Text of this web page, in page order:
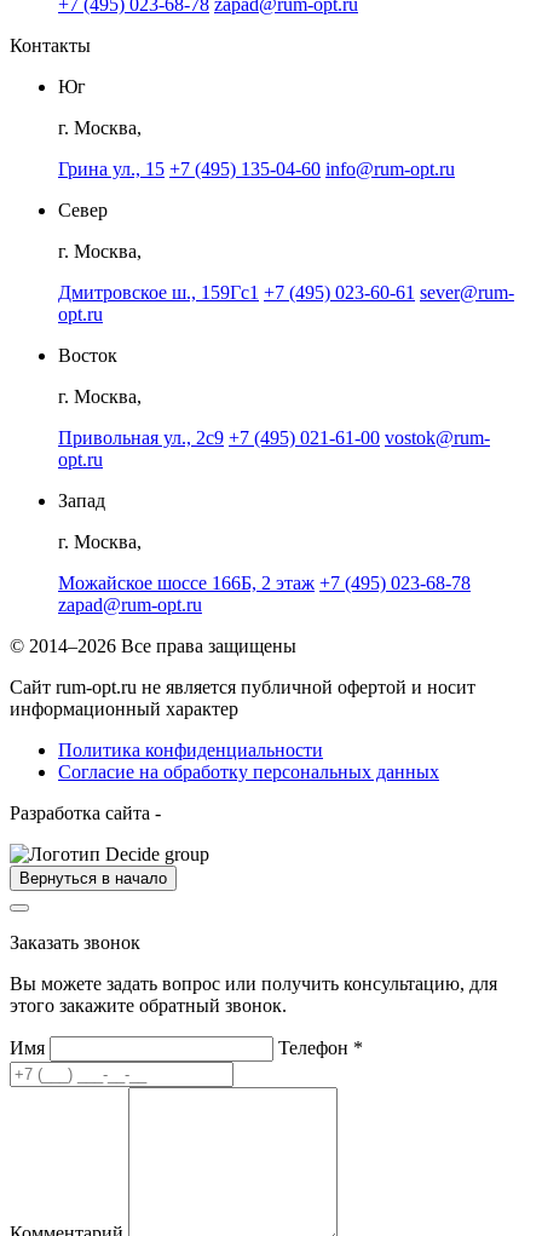
Контакты
Юг
г. Москва,
Грина ул., 15 +7 (495) 135-04-60 info@rum-opt.ru
Север
г. Москва,
Дмитровское ш., 159Гс1 +7 (495) 023-60-61 sever@rum-
opt.ru
Восток
г. Москва,
Привольная ул., 2с9 +7 (495) 021-61-00 vostok@rum-
opt.ru
Запад
г. Москва,
Можайское шоссе 166Б, 2 этаж +7 (495) 023-68-78
zapad@rum-opt.ru
© 2014–2026 Все права защищены
Сайт rum-opt.ru не является публичной офертой и носит
информационный характер
Политика конфиденциальности
Согласие на обработку персональных данных
Разработка сайта -
Вернуться в начало
Заказать звонок
Вы можете задать вопрос или получить консультацию, для
этого закажите обратный звонок.
Имя Телефон *